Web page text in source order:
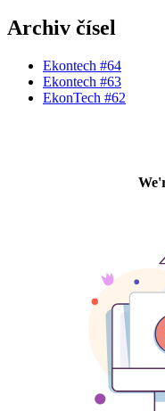
Archiv čísel
Ekontech #64
Ekontech #63
EkonTech #62